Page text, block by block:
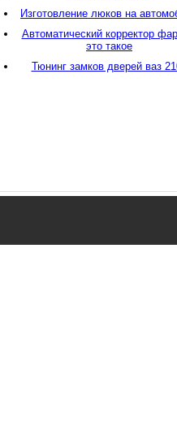
Изготовление люков на
Автоматический корректор
это такое
Тюнинг замков дверей ваз